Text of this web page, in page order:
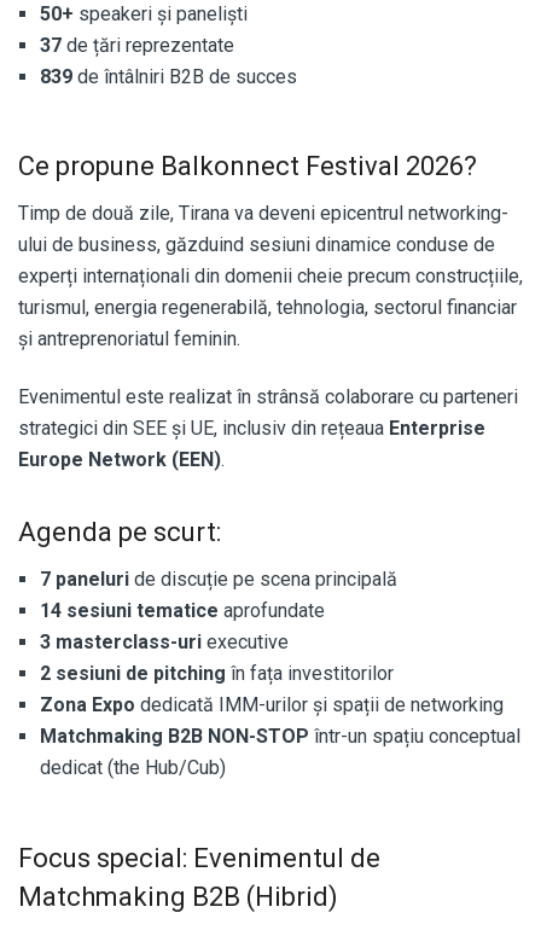
50+ speakeri și paneliști
37 de țări reprezentate
839 de întâlniri B2B de succes
Ce propune Balkonnect Festival 2026?
Timp de două zile, Tirana va deveni epicentrul networking-
ului de business, găzduind sesiuni dinamice conduse de
experți internaționali din domenii cheie precum construcțiile,
turismul, energia regenerabilă, tehnologia, sectorul financiar
și antreprenoriatul feminin.
Evenimentul este realizat în strânsă colaborare cu parteneri
strategici din SEE și UE, inclusiv din rețeaua Enterprise
Europe Network (EEN).
Agenda pe scurt:
7 paneluri de discuție pe scena principală
14 sesiuni tematice aprofundate
3 masterclass-uri executive
2 sesiuni de pitching în fața investitorilor
Zona Expo dedicată IMM-urilor și spații de networking
Matchmaking B2B NON-STOP într-un spațiu conceptual
dedicat (the Hub/Cub)
Focus special: Evenimentul de
Matchmaking B2B (Hibrid)